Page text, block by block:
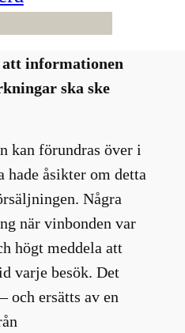
förra året – lite
I år försvinner
att informationen
ska ske
kan förundras över i
hade åsikter om detta
Några
när vinbonden var
högt meddela att
varje besök. Det
och ersätts av en